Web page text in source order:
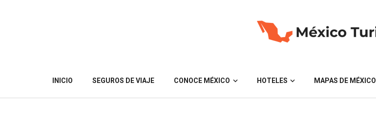
INICIO SEGUROS DE VIAJE CONOCE MÉXICO HOTELES MAPAS DE MÉXICO